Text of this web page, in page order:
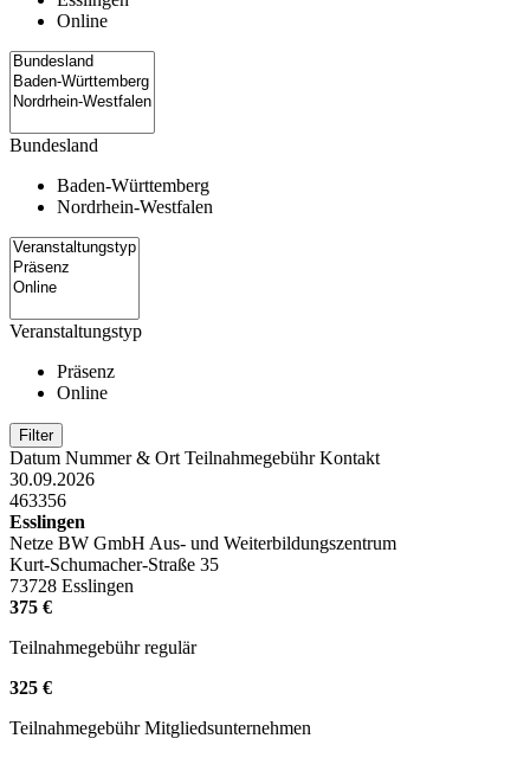
Online
Bundesland
Baden-Württemberg
Nordrhein-Westfalen
Veranstaltungstyp
Präsenz
Online
Datum Nummer & Ort Teilnahmegebühr Kontakt
30.09.2026
463356
Esslingen
Netze BW GmbH Aus- und Weiterbildungszentrum
Kurt-Schumacher-Straße 35
73728 Esslingen
375 €
Teilnahmegebühr regulär
325 €
Teilnahmegebühr Mitgliedsunternehmen